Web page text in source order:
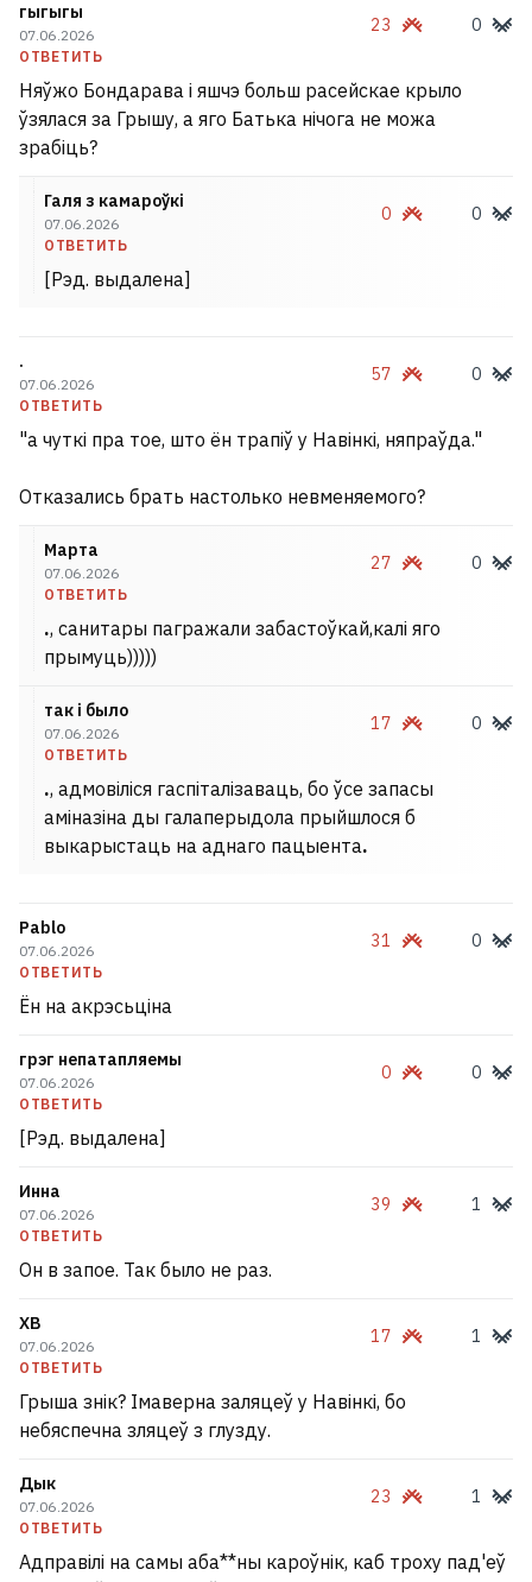
гыгыгы
07.06.2026
ОТВЕТИТЬ
23 0
Няўжо Бондарава і яшчэ больш расейскае крыло
ўзялася за Грышу, а яго Батька нічога не можа
зрабіць?
Галя з камароўкі
07.06.2026
ОТВЕТИТЬ
0 0
[Рэд. выдалена]
.
07.06.2026
ОТВЕТИТЬ
57 0
"а чуткі пра тое, што ён трапіў у Навінкі, няпраўда."
Отказались брать настолько невменяемого?
Марта
07.06.2026
ОТВЕТИТЬ
27 0
., санитары пагражали забастоўкай,калі яго
прымуць)))))
так і было
07.06.2026
ОТВЕТИТЬ
17 0
., адмовіліся гаспіталізаваць, бо ўсе запасы
аміназіна ды галаперыдола прыйшлося б
выкарыстаць на аднаго пацыента.
Pablo
07.06.2026
ОТВЕТИТЬ
31 0
Ён на акрэсьціна
грэг непатапляемы
07.06.2026
ОТВЕТИТЬ
0 0
[Рэд. выдалена]
Инна
07.06.2026
ОТВЕТИТЬ
39 1
Он в запое. Так было не раз.
ХВ
07.06.2026
ОТВЕТИТЬ
17 1
Грыша знік? Імаверна заляцеў у Навінкі, бо
небяспечна зляцеў з глузду.
Дык
07.06.2026
ОТВЕТИТЬ
23 1
Адправілі на самы аба**ны кароўнік, каб троху пад'еў